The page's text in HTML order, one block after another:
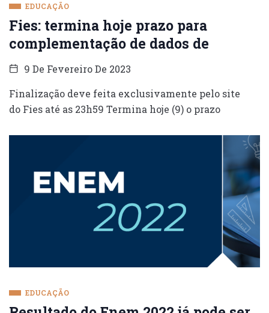
EDUCAÇÃO
Fies: termina hoje prazo para
complementação de dados de
9 De Fevereiro De 2023
Finalização deve feita exclusivamente pelo site
do Fies até as 23h59 Termina hoje (9) o prazo
EDUCAÇÃO